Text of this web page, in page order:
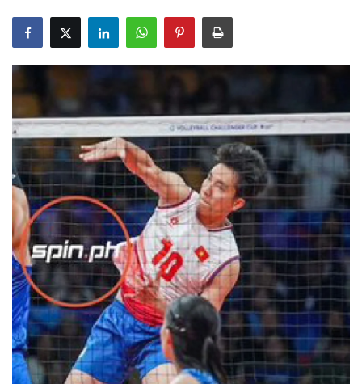
Çevre
Reklam ve İşbirliği
Bodrum Trafik Yoğunluk Haritası
Turizm
Siyaset
Bodrum Nöbetçi Eczaneler
Köşe Yazarları
Spor